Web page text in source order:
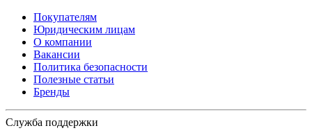
Покупателям
Юридическим лицам
О компании
Вакансии
Политика безопасности
Полезные статьи
Бренды
Служба поддержки